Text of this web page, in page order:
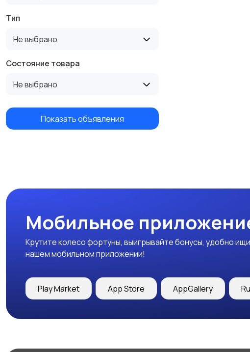
Тип
Не выбрано
Состояние товара
Не выбрано
Показать объявления
Мобильное
Крутите колесо фортуны, выигрывайте бонусы, удобно
нашем мобильном приложении!
Play Market App Store AppGallery